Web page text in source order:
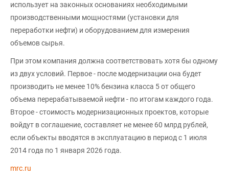
использует на законных основаниях необходимыми
производственными мощностями (установки для
переработки нефти) и оборудованием для измерения
объемов сырья.
При этом компания должна соответствовать хотя бы одному
из двух условий. Первое - после модернизации она будет
производить не менее 10% бензина класса 5 от общего
объема перерабатываемой нефти - по итогам каждого года.
Второе - стоимость модернизационных проектов, которые
войдут в соглашение, составляет не менее 60 млрд рублей,
если объекты вводятся в эксплуатацию в период с 1 июля
2014 года по 1 января 2026 года.
mrc.ru